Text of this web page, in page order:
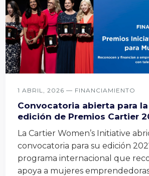
1 ABRIL, 2026 — FINANCIAMIENTO
Convocatoria abierta para
edición de Premios Cartier
La Cartier Women’s Initiative
convocatoria para su edición
programa internacional que
apoya a mujeres